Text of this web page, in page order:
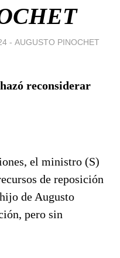
- AUGUSTO PINOCHET
reconsiderar
el ministro (S)
de reposición
de Augusto
pero sin